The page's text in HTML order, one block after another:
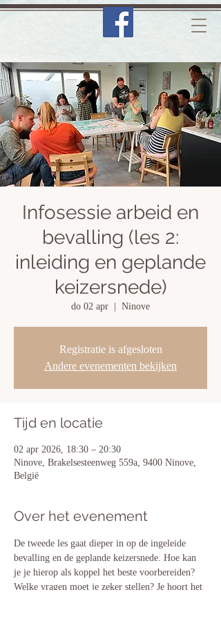
Infosessie arbeid en
bevalling (les 2:
inleiding en geplande
keizersnede)
do 02 apr Ninove
Registratie is afgesloten
Andere evenementen bekijken
Tijd en locatie
02 apr 2026, 18:30 – 20:30
Ninove, Brakelsesteenweg 559a, 9400 Ninove,
België
Over het evenement
De tweede les gaat dieper in op de ingeleide
bevalling en de geplande keizersnede. Hoe kan
je je hierop als koppel het beste voorbereiden?
Welke vragen moet je zeker stellen? Je hoort het